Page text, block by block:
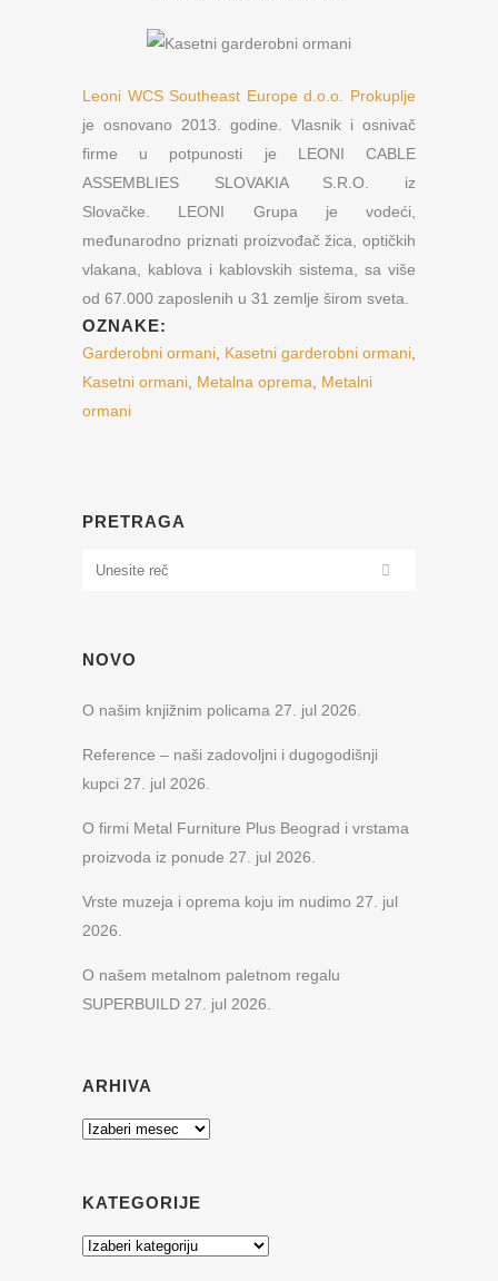
Leoni WCS Southeast Europe d.o.o. Prokuplje
je osnovano 2013. godine. Vlasnik i osnivač
firme u potpunosti je LEONI CABLE
ASSEMBLIES SLOVAKIA S.R.O. iz
Slovačke. LEONI Grupa je vodeći,
međunarodno priznati proizvođač žica, optičkih
vlakana, kablova i kablovskih sistema, sa više
od 67.000 zaposlenih u 31 zemlje širom sveta.
OZNAKE:
Garderobni ormani, Kasetni garderobni ormani,
Kasetni ormani, Metalna oprema, Metalni
ormani
PRETRAGA
NOVO
O našim knjižnim policama 27. jul 2026.
Reference – naši zadovoljni i dugogodišnji
kupci 27. jul 2026.
O firmi Metal Furniture Plus Beograd i vrstama
proizvoda iz ponude 27. jul 2026.
Vrste muzeja i oprema koju im nudimo 27. jul
2026.
O našem metalnom paletnom regalu
SUPERBUILD 27. jul 2026.
ARHIVA
Arhiva
KATEGORIJE
Kategorije